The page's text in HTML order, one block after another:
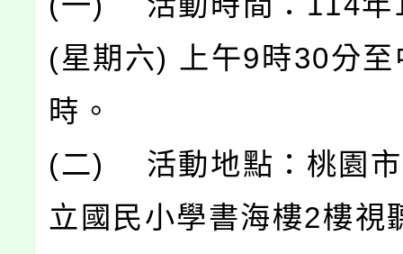
(星期六) 上午9時30分
時。
(二) 活動地點：桃園市
立國民小學書海樓2樓視